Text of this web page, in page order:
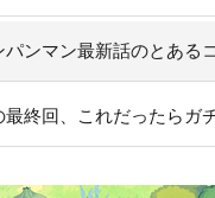
パンマン最新話のとあ
最終回、これだったらガ